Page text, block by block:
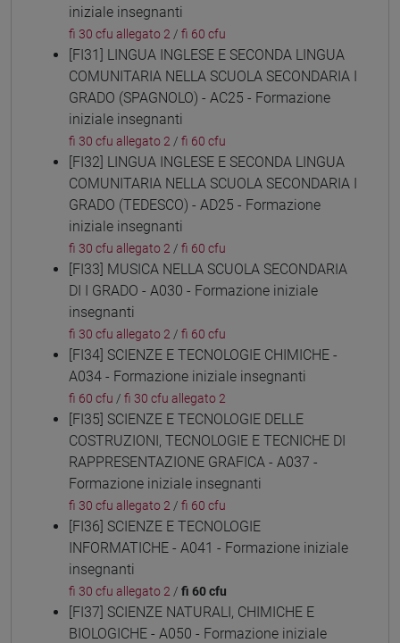
iniziale insegnanti
fi 30 cfu allegato 2 / fi 60 cfu
[FI31] LINGUA INGLESE E SECONDA LINGUA
COMUNITARIA NELLA SCUOLA SECONDARIA I
GRADO (SPAGNOLO) - AC25 - Formazione
iniziale insegnanti
fi 30 cfu allegato 2 / fi 60 cfu
[FI32] LINGUA INGLESE E SECONDA LINGUA
COMUNITARIA NELLA SCUOLA SECONDARIA I
GRADO (TEDESCO) - AD25 - Formazione
iniziale insegnanti
fi 30 cfu allegato 2 / fi 60 cfu
[FI33] MUSICA NELLA SCUOLA SECONDARIA
DI I GRADO - A030 - Formazione iniziale
insegnanti
fi 30 cfu allegato 2 / fi 60 cfu
[FI34] SCIENZE E TECNOLOGIE CHIMICHE -
A034 - Formazione iniziale insegnanti
fi 60 cfu / fi 30 cfu allegato 2
[FI35] SCIENZE E TECNOLOGIE DELLE
COSTRUZIONI, TECNOLOGIE E TECNICHE DI
RAPPRESENTAZIONE GRAFICA - A037 -
Formazione iniziale insegnanti
fi 30 cfu allegato 2 / fi 60 cfu
[FI36] SCIENZE E TECNOLOGIE
INFORMATICHE - A041 - Formazione iniziale
insegnanti
fi 30 cfu allegato 2 / fi 60 cfu
[FI37] SCIENZE NATURALI, CHIMICHE E
BIOLOGICHE - A050 - Formazione iniziale